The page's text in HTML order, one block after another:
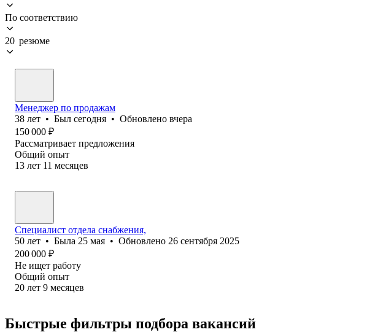
По соответствию
20 резюме
Менеджер по продажам
38 лет • Был сегодня • Обновлено вчера
150 000 ₽
Рассматривает предложения
Общий опыт
13 лет 11 месяцев
Специалист отдела снабжения,
50 лет • Была 25 мая • Обновлено 26 сентября 2025
200 000 ₽
Не ищет работу
Общий опыт
20 лет 9 месяцев
Быстрые фильтры подбора вакансий